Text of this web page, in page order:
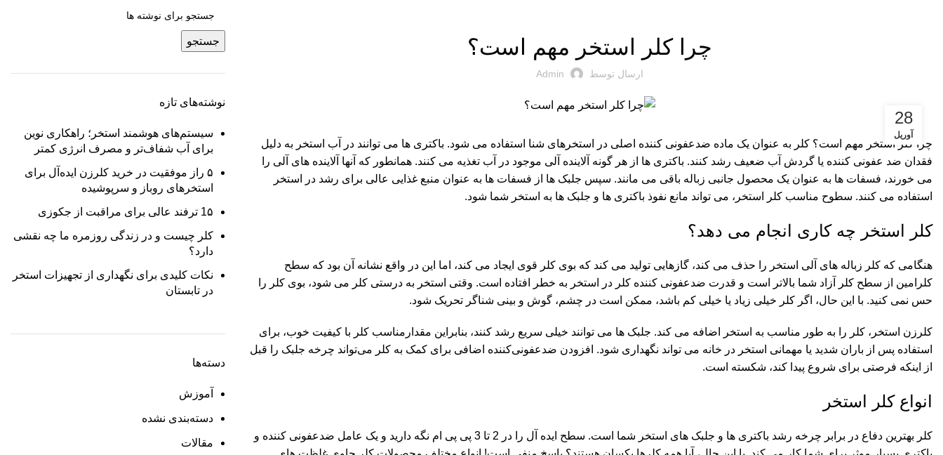
چرا کلر استخر مهم است؟
ارسال توسط Admin
28
آوریل
چرا کلر استخر مهم است؟ کلر به عنوان یک ماده ضدعفونی کننده اصلی در استخرهای شنا استفاده می شود. باکتری ها می توانند در آب استخر به دلیل
فقدان ضد عفونی کننده یا گردش آب ضعیف رشد کنند. باکتری ها از هر گونه آلاینده آلی موجود در آب تغذیه می کنند. همانطور که آنها آلاینده های آلی را
می خورند، فسفات ها به عنوان یک محصول جانبی زباله باقی می مانند. سپس جلبک ها از فسفات ها به عنوان منبع غذایی عالی برای رشد در استخر
استفاده می کنند. سطوح مناسب کلر استخر ، می تواند مانع نفوذ باکتری ها و جلبک ها به استخر شما شود.
کلر استخر چه کاری انجام می دهد؟
هنگامی که کلر زباله های آلی استخر را حذف می کند، گازهایی تولید می کند که بوی کلر قوی ایجاد می کند، اما این در واقع نشانه آن بود که سطح
کلرامین از سطح کلر آزاد شما بالاتر است و قدرت ضدعفونی کننده کلر در استخر به خطر افتاده است. وقتی استخر به درستی کلر می شود، بوی کلر را
حس نمی کنید. با این حال، اگر کلر خیلی زیاد یا خیلی کم باشد، ممکن است در چشم، گوش و بینی شناگر تحریک شود.
کلرزن استخر ، کلر را به طور مناسب به استخر اضافه می کند. جلبک ها می توانند خیلی سریع رشد کنند، بنابراین مقدارمناسب کلر با کیفیت خوب، برای
استفاده پس از باران شدید یا مهمانی استخر در خانه می تواند نگهداری شود. افزودن ضدعفونی‌کننده اضافی برای کمک به کلر می‌تواند چرخه جلبک را قبل
از اینکه فرصتی برای شروع پیدا کند، شکسته است.
انواع کلر استخر
کلر بهترین دفاع در برابر چرخه رشد باکتری ها و جلبک های استخر شما است. سطح ایده آل را در 2 تا 3 پی پی ام نگه دارید و یک عامل ضدعفونی کننده و
جستجو
نوشته‌های تازه
سیستم‌های هوشمند استخر؛ راهکاری نوین
برای آب شفاف‌تر و مصرف انرژی کمتر
۵ راز موفقیت در خرید کلرزن ایده‌آل برای
استخرهای روباز و سرپوشیده
1۵ ترفند عالی برای مراقبت از جکوزی
کلر چیست و در زندگی روزمره ما چه نقشی
دارد؟
نکات کلیدی برای نگهداری از تجهیزات استخر
در تابستان
دسته‌ها
آموزش
دسته‌بندی نشده
مقالات